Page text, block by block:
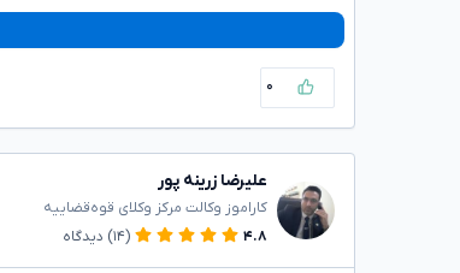
۰
علیرضا زرینه پور
کاراموز وکالت مرکز وکلای قوه‌قضاییه
۴.۸
(۱۴) دیدگاه